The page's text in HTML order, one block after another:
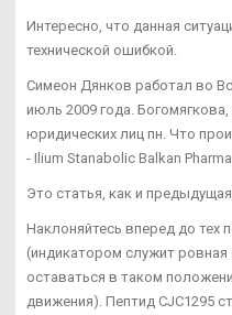
Интересно, что данная
технической ошибкой.
Симеон Дянков работал во
июль 2009 года.
юридических лиц пн. Что
- Ilium Stanabolic Balkan
Это статья, как и
Наклоняйтесь вперед до тех
(индикатором служит
оставаться в таком
движения). Пептид CJC1295